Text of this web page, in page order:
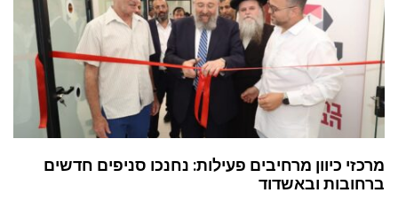
מרכזי כיוון מרחיבים פעילות: נחנכו סניפים חדשים
ברחובות ובאשדוד